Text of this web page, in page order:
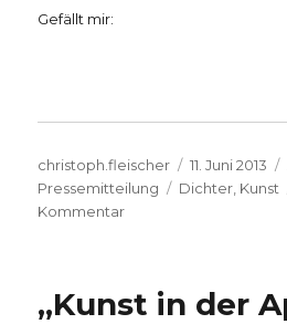
Gefällt mir:
Autor
christoph.fleischer
Veröffentlicht
am
11. Juni 2013
Pressemitteilung
Schlagwörter
Dichter Kunst
Kommentarzu
„Kunst in der